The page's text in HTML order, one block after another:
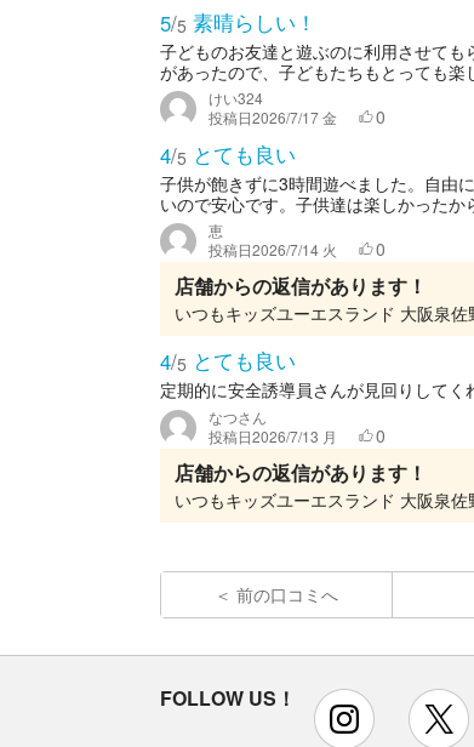
5/5 素晴らしい！
子どものお友達と遊ぶのに利用させて
があったので、子どもたちもとっても楽
けい324
投稿日2026/7/17 金 0
4/5 とても良い
子供が飽きずに3時間遊べました。自由
いので安心です。子供達は楽しかったか
恵
投稿日2026/7/14 火 0
店舗からの返信があります！
4/5 とても良い
定期的に安全誘導員さんが見回りしてく
なつさん
投稿日2026/7/13 月 0
店舗からの返信があります！
前の口コミへ
FOLLOW US！ instagram